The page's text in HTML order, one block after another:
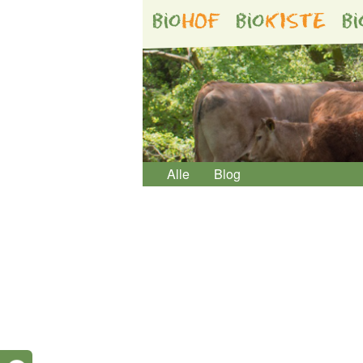
bioHOF bioKISTE
Alle Blog